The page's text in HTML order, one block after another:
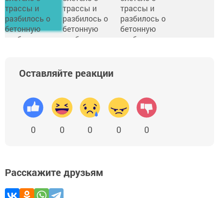
Оставляйте реакции
0 0 0 0 0
Расскажите друзьям